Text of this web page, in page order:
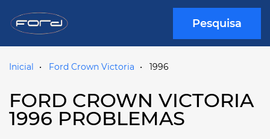
Pesquisa
Inicial Ford Crown Victoria 1996
FORD CROWN VICTORIA
1996 PROBLEMAS